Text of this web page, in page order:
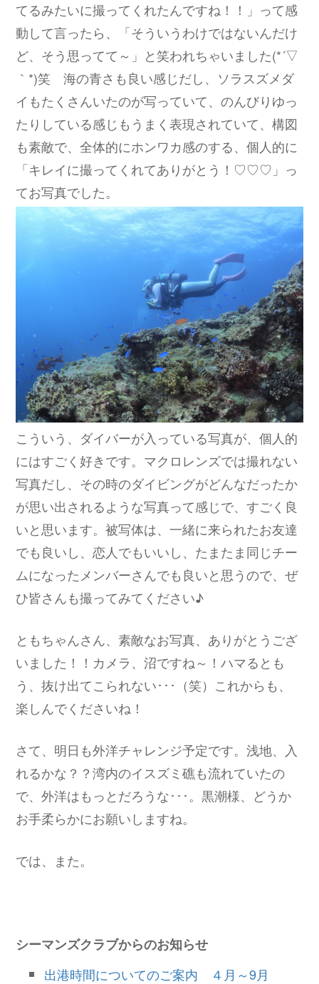
てるみたいに撮ってくれたんですね！！」って感
動して言ったら、「そういうわけではないんだけ
ど、そう思ってて～」と笑われちゃいました(*´▽
｀*)笑 海の青さも良い感じだし、ソラスズメダ
イもたくさんいたのが写っていて、のんびりゆっ
たりしている感じもうまく表現されていて、構図
も素敵で、全体的にホンワカ感のする、個人的に
「キレイに撮ってくれてありがとう！♡♡♡」っ
てお写真でした。
こういう、ダイバーが入っている写真が、個人的
にはすごく好きです。マクロレンズでは撮れない
写真だし、その時のダイビングがどんなだったか
が思い出されるような写真って感じで、すごく良
いと思います。被写体は、一緒に来られたお友達
でも良いし、恋人でもいいし、たまたま同じチー
ムになったメンバーさんでも良いと思うので、ぜ
ひ皆さんも撮ってみてください♪
ともちゃんさん、素敵なお写真、ありがとうござ
いました！！カメラ、沼ですね～！ハマるとも
う、抜け出てこられない･･･（笑）これからも、
楽しんでくださいね！
さて、明日も外洋チャレンジ予定です。浅地、入
れるかな？？湾内のイスズミ礁も流れていたの
で、外洋はもっとだろうな･･･。黒潮様、どうか
お手柔らかにお願いしますね。
では、また。
シーマンズクラブからのお知らせ
出港時間についてのご案内 ４月～9月